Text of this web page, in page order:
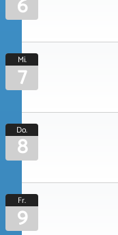
Mi.
7
Do.
8
Fr.
9